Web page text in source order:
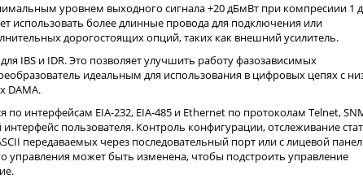
уровнем выходного сигнала +20 дБмВт при компресиии 1
использовать более длинные провода для подключения или
дорогостоящих опций, таких как внешний усилитель.
IBS и IDR. Это позволяет улучшить работу фазозависимых
идеальным для использования в цифровых цепях с
DAMA.
интерфейсам EIA-232, EIA-485 и Ethernet по протоколам Telnet,
пользователя. Контроль конфигурации, отслеживание
передаваемых через последовательный порт или с лицевой
управления может быть изменена, чтобы подстроить управление